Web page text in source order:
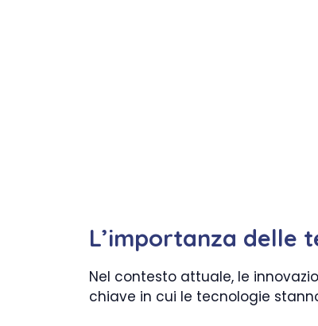
L’importanza delle
Nel contesto attuale, le
chiave in cui le tecnologie